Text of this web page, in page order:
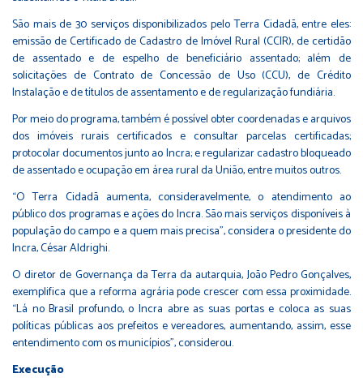
São mais de 30 serviços disponibilizados pelo Terra Cidadã, entre eles:
emissão de Certificado de Cadastro de Imóvel Rural (CCIR), de certidão
de assentado e de espelho de beneficiário assentado; além de
solicitações de Contrato de Concessão de Uso (CCU), de Crédito
Instalação e de títulos de assentamento e de regularização fundiária.
Por meio do programa, também é possível obter coordenadas e arquivos
dos imóveis rurais certificados e consultar parcelas certificadas;
protocolar documentos junto ao Incra; e regularizar cadastro bloqueado
de assentado e ocupação em área rural da União, entre muitos outros.
“O Terra Cidadã aumenta, consideravelmente, o atendimento ao
público dos programas e ações do Incra. São mais serviços disponíveis à
população do campo e a quem mais precisa”, considera o presidente do
Incra, César Aldrighi.
O diretor de Governança da Terra da autarquia, João Pedro Gonçalves,
exemplifica que a reforma agrária pode crescer com essa proximidade.
“Lá no Brasil profundo, o Incra abre as suas portas e coloca as suas
políticas públicas aos prefeitos e vereadores, aumentando, assim, esse
entendimento com os municípios", considerou.
Execução